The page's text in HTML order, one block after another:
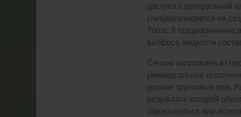
доступа к центральной
специализируется на
Топас 9 предназначена
выброса жидкости
Септик изготовлен из
универсальное
уровне грунтовых вод.
результате которой
сбрасываться или